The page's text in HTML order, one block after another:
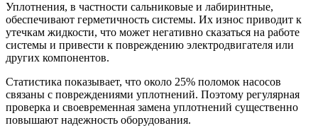
Уплотнения, в частности сальниковые и лабиринтные,
обеспечивают герметичность системы. Их износ приводит к
утечкам жидкости, что может негативно сказаться на работе
системы и привести к повреждению электродвигателя или
других компонентов.
Статистика показывает, что около 25% поломок насосов
связаны с повреждениями уплотнений. Поэтому регулярная
проверка и своевременная замена уплотнений существенно
повышают надежность оборудования.